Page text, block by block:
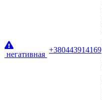
негативная
+380443914169